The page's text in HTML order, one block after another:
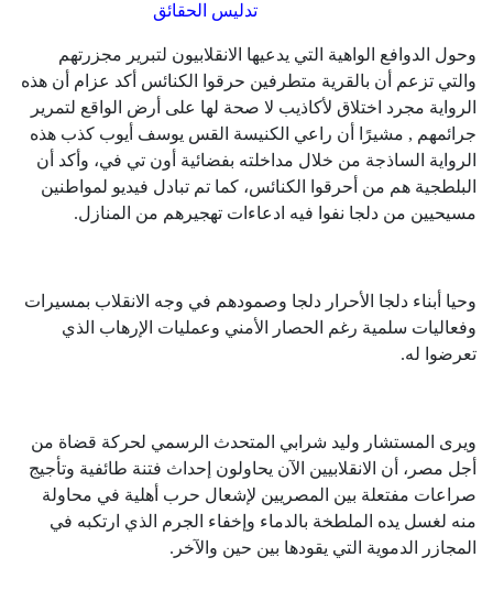
تدليس الحقائق
وحول الدوافع الواهية التي يدعيها الانقلابيون لتبرير مجزرتهم
والتي تزعم أن بالقرية متطرفين حرقوا الكنائس أكد عزام أن هذه
الرواية مجرد اختلاق لأكاذيب لا صحة لها على أرض الواقع لتمرير
جرائمهم , مشيرًا أن راعي الكنيسة القس يوسف أيوب كذب هذه
الرواية الساذجة من خلال مداخلته بفضائية أون تي في، وأكد أن
البلطجية هم من أحرقوا الكنائس، كما تم تبادل فيديو لمواطنين
مسيحيين من دلجا نفوا فيه ادعاءات تهجيرهم من المنازل.
وحيا أبناء دلجا الأحرار دلجا وصمودهم في وجه الانقلاب بمسيرات
وفعاليات سلمية رغم الحصار الأمني وعمليات الإرهاب الذي
تعرضوا له.
ويرى المستشار وليد شرابي المتحدث الرسمي لحركة قضاة من
أجل مصر، أن الانقلابيين الآن يحاولون إحداث فتنة طائفية وتأجيج
صراعات مفتعلة بين المصريين لإشعال حرب أهلية في محاولة
منه لغسل يده الملطخة بالدماء وإخفاء الجرم الذي ارتكبه في
المجازر الدموية التي يقودها بين حين والآخر.